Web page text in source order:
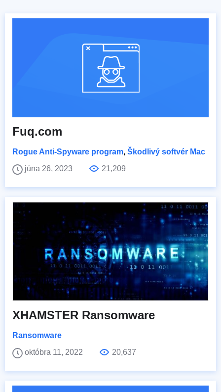
Fuq.com
Rogue Anti-Spyware program, Škodlivý softvér Mac
júna 26, 2023
21,209
XHAMSTER Ransomware
Ransomware
októbra 11, 2022
20,637